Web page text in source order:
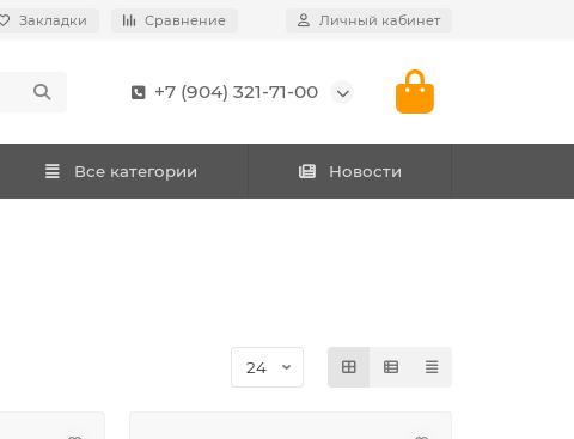
Закладки Сравнение Личный кабинет
+7 (904) 321-71-00
Все категории Новости